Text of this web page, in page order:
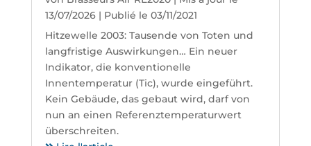
13/07/2026 | Publié le 03/11/2021
Hitzewelle 2003: Tausende von Toten und
langfristige Auswirkungen… Ein neuer
Indikator, die konventionelle
Innentemperatur (Tic), wurde eingeführt.
Kein Gebäude, das gebaut wird, darf von
nun an einen Referenztemperaturwert
überschreiten.